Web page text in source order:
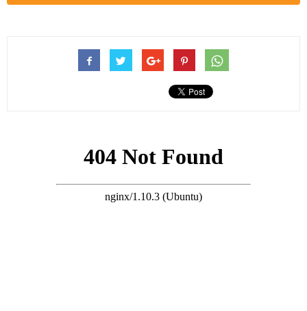
然最搶鏡的還是身為新娘的奚夢瑤。
奚夢瑤在迎賓宴上身穿的是Dior2026年春夏藍色長裙，腳上穿的
搜尋 Travel
媒體形容為很低調，然而價格可是一點都不低調，這一襲長裙的
造價在30萬，而涼鞋的價格也要9800元。